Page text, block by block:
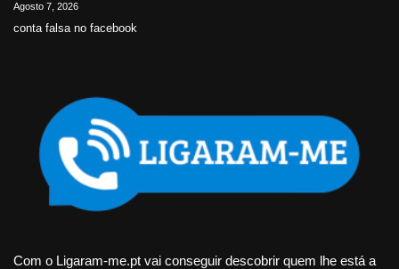
Agosto 7, 2026
conta falsa no facebook
Com o Ligaram-me.pt vai conseguir descobrir quem lhe está a